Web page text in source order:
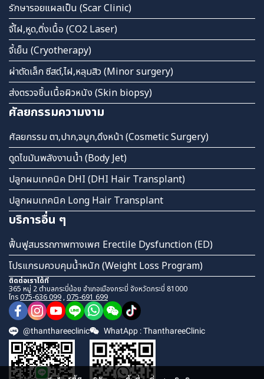
รักษารอยแผลเป็น (Scar Clinic)
จี้ไฝ,หูด,ติ่งเนื้อ (CO2 Laser)
จี้เย็น (Cryotherapy)
ผ่าตัดเล็ก ซีสต์,ไฝ,หลุมสิว (Minor surgery)
ส่งตรวจชิ้นเนื้อผิวหนัง (Skin biopsy)
ศัลยกรรมความงาม
ศัลยกรรม ตา,ปาก,จมูก,ดึงหน้า (Cosmetic Surgery)
ดูดไขมันพลังงานน้ำ (Body Jet)
ปลูกผมเทคนิค DHI (DHI Hair Transplant)
ปลูกผมเทคนิค Long Hair Transplant
บริการอื่น ๆ
ฟื้นฟูสมรรถภาพทางเพศ Erectile Dysfunction (ED)
โปรแกรมควบคุมน้ำหนัก (Weight Loss Program)
ติดต่อเราได้ที่
365 หมู่ 2 ตำบลกระบี่น้อย อำเภอเมืองกระบี่ จังหวัดกระบี่ 81000
โทร075-636 099,075-691 699
@thanthareeclinic WhatApp : ThanthareeClinic